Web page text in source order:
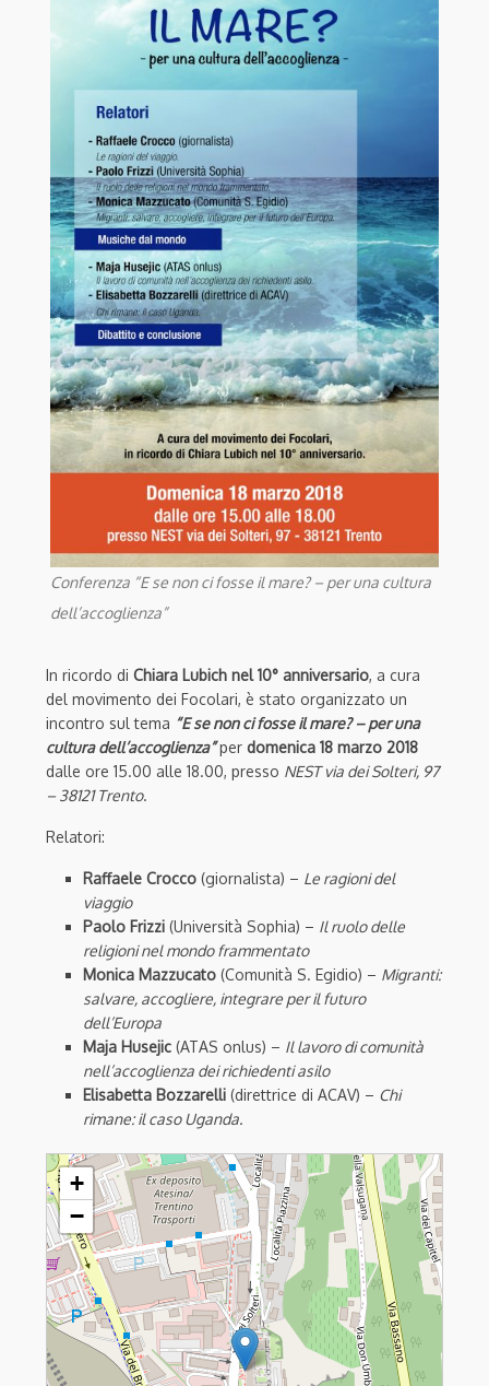
Conferenza “E se non ci fosse il mare? – per una cultura
dell’accoglienza”
In ricordo di Chiara Lubich nel 10° anniversario, a cura
del movimento dei Focolari, è stato organizzato un
incontro sul tema “E se non ci fosse il mare? – per una
cultura dell’accoglienza”per domenica 18 marzo 2018
dalle ore 15.00 alle 18.00, presso NEST via dei Solteri, 97
– 38121 Trento.
Relatori:
Raffaele Crocco (giornalista) – Le ragioni del
viaggio
Paolo Frizzi (Università Sophia) – Il ruolo delle
religioni nel mondo frammentato
Monica Mazzucato (Comunità S. Egidio) – Migranti:
salvare, accogliere, integrare per il futuro
dell’Europa
Maja Husejic (ATAS onlus) – Il lavoro di comunità
nell’accoglienza dei richiedenti asilo
Elisabetta Bozzarelli (direttrice di ACAV) – Chi
rimane: il caso Uganda.
E se non ci fosse il mare?
+
−